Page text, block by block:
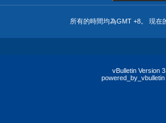
所有的時間均為GMT +8。 現在
vBulletin Version
powered_by_vbulletin